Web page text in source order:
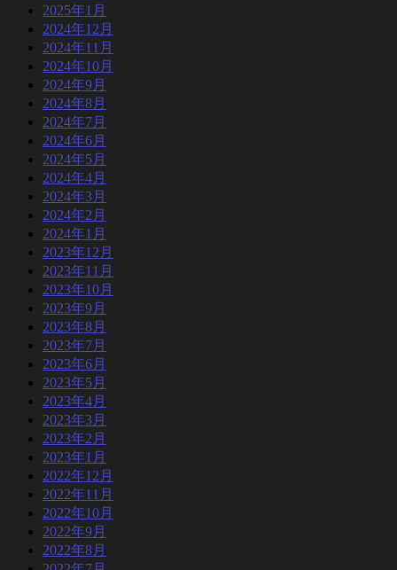
2025年1月
2024年12月
2024年11月
2024年10月
2024年9月
2024年8月
2024年7月
2024年6月
2024年5月
2024年4月
2024年3月
2024年2月
2024年1月
2023年12月
2023年11月
2023年10月
2023年9月
2023年8月
2023年7月
2023年6月
2023年5月
2023年4月
2023年3月
2023年2月
2023年1月
2022年12月
2022年11月
2022年10月
2022年9月
2022年8月